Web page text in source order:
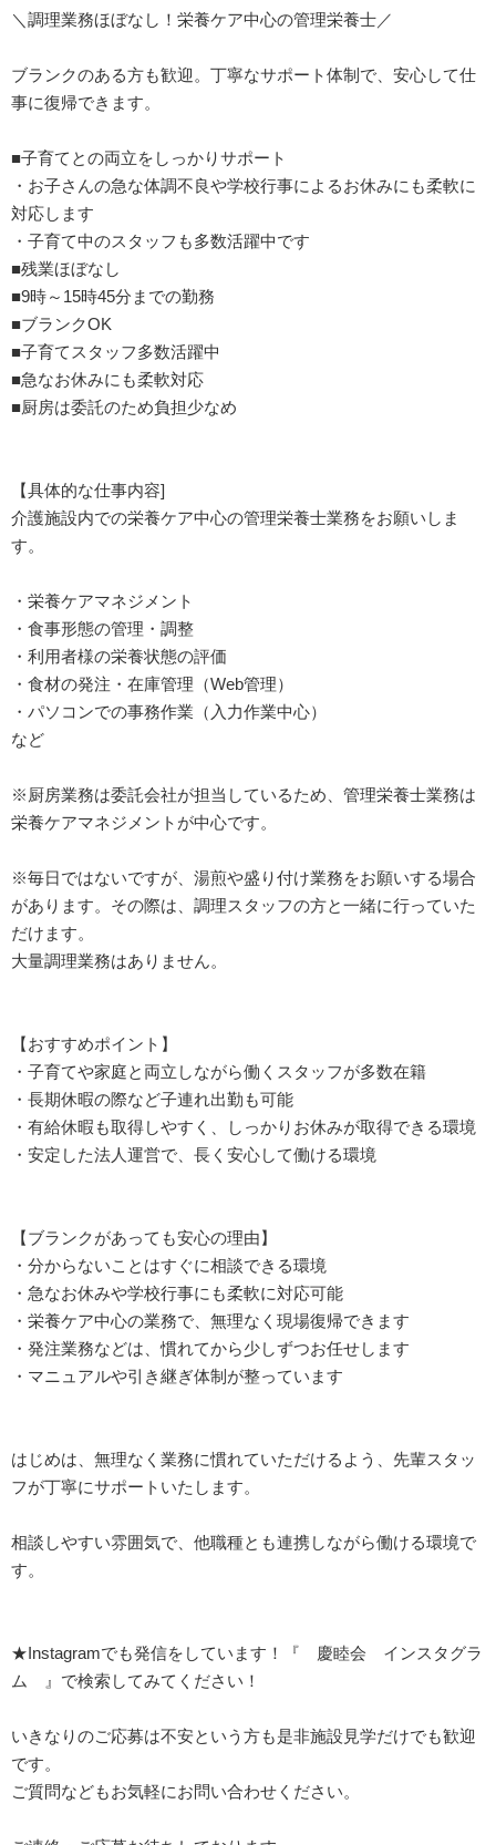
＼調理業務ほぼなし！栄養ケア中心の管理栄養士／
ブランクのある方も歓迎。丁寧なサポート体制で、安心して仕
事に復帰できます。
■子育てとの両立をしっかりサポート
・お子さんの急な体調不良や学校行事によるお休みにも柔軟に
対応します
・子育て中のスタッフも多数活躍中です
■残業ほぼなし
■9時～15時45分までの勤務
■ブランクOK
■子育てスタッフ多数活躍中
■急なお休みにも柔軟対応
■厨房は委託のため負担少なめ
【具体的な仕事内容]
介護施設内での栄養ケア中心の管理栄養士業務をお願いしま
す。
・栄養ケアマネジメント
・食事形態の管理・調整
・利用者様の栄養状態の評価
・食材の発注・在庫管理（Web管理）
・パソコンでの事務作業（入力作業中心）
など
※厨房業務は委託会社が担当しているため、管理栄養士業務は
栄養ケアマネジメントが中心です。
※毎日ではないですが、湯煎や盛り付け業務をお願いする場合
があります。その際は、調理スタッフの方と一緒に行っていた
だけます。
大量調理業務はありません。
【おすすめポイント】
・子育てや家庭と両立しながら働くスタッフが多数在籍
・長期休暇の際など子連れ出勤も可能
・有給休暇も取得しやすく、しっかりお休みが取得できる環境
・安定した法人運営で、長く安心して働ける環境
【ブランクがあっても安心の理由】
・分からないことはすぐに相談できる環境
・急なお休みや学校行事にも柔軟に対応可能
・栄養ケア中心の業務で、無理なく現場復帰できます
・発注業務などは、慣れてから少しずつお任せします
・マニュアルや引き継ぎ体制が整っています
はじめは、無理なく業務に慣れていただけるよう、先輩スタッ
フが丁寧にサポートいたします。
相談しやすい雰囲気で、他職種とも連携しながら働ける環境で
す。
★Instagramでも発信をしています！『 慶睦会 インスタグラ
ム 』で検索してみてください！
いきなりのご応募は不安という方も是非施設見学だけでも歓迎
です。
ご質問などもお気軽にお問い合わせください。